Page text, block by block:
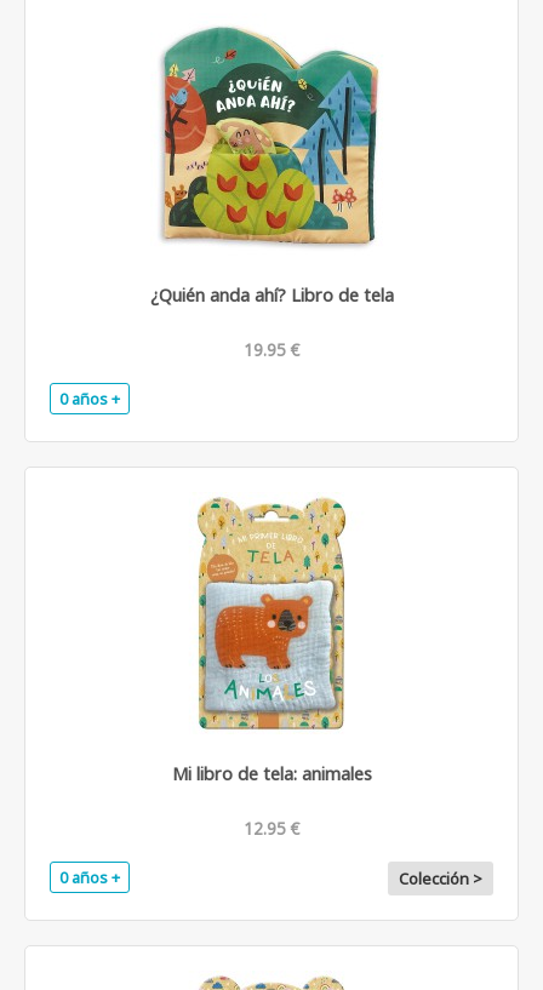
¿Quién anda ahí? Libro de tela
19.95 €
0 años +
Mi libro de tela: animales
12.95 €
0 años + Colección >